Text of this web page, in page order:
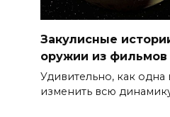
Закулисные
оружии из фильмов
Удивительно, как
изменить всю